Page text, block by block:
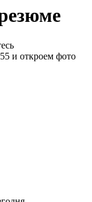
и откроем фото